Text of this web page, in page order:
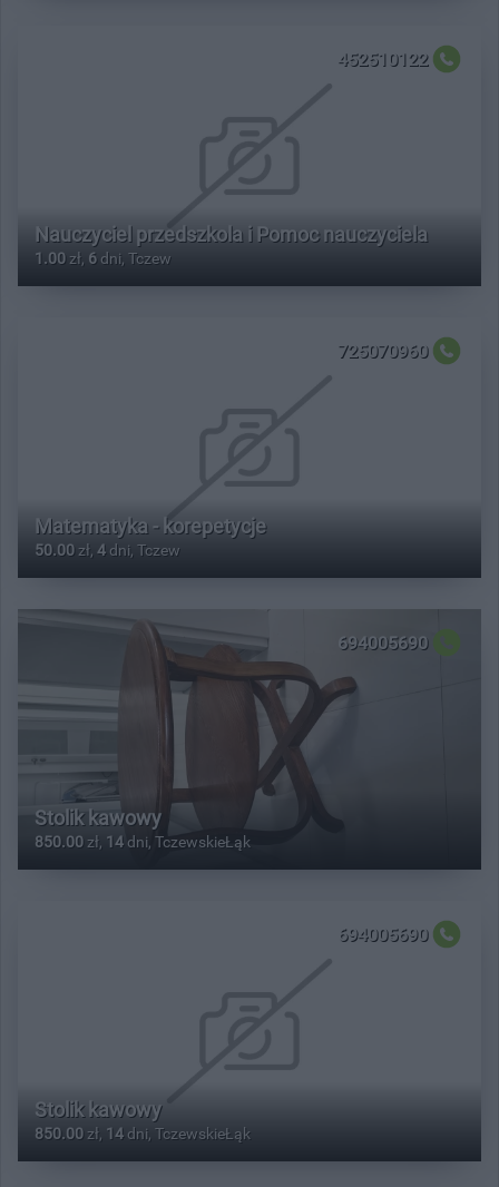
452510122
Nauczyciel przedszkola i Pomoc nauczyciela
1.00 zł, 6 dni, Tczew
725070960
Matematyka - korepetycje
50.00 zł, 4dni, Tczew
694005690
Stolik kawowy
850.00 zł, 14 dni, TczewskieŁąk
694005690
Stolik kawowy
850.00 zł, 14dni, TczewskieŁąk